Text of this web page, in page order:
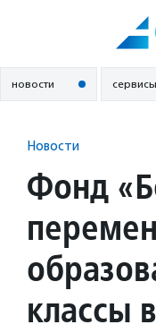
новости сервисы
Новости
Фонд
классы